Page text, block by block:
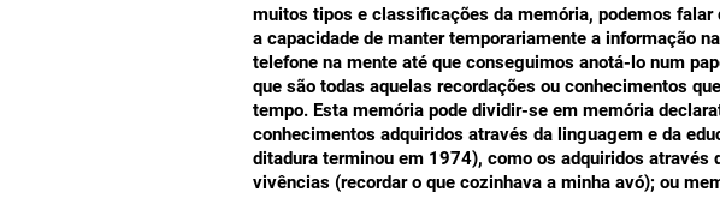
muitos tipos e classificações da memória, podemos falar
a capacidade de manter temporariamente a informação
telefone na mente até que conseguimos anotá-lo num
que são todas aquelas recordações ou conhecimentos
tempo. Esta memória pode dividir-se em memória
conhecimentos adquiridos através da linguagem e da
ditadura terminou em 1974), como os adquiridos através
vivências (recordar o que cozinhava a minha avó); ou